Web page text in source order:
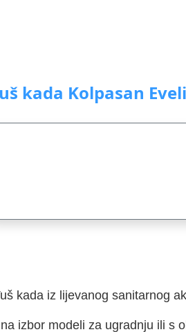
kada Kolpasan
kada iz lijevanog sanitarnog
izbor modeli za ugradnju ili s